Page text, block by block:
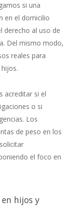
si una
en el domicilio
derecho al uso de
Del mismo modo,
reales para
acreditar si el
o si
Los
de peso en los
el foco en
hijos y